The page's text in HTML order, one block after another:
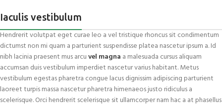
Iaculis vestibulum
Hendrerit volutpat eget curae leo a vel tristique rhoncus sit condimentum
dictumst non mi quam a parturient suspendisse platea nascetur ipsum a. Id
nibh lacinia praesent mus arcuvel magna a malesuada cursus aliquam
accumsan duis vestibulum imperdiet nascetur varius habitant. Metus
vestibulum egestas pharetra congue lacus dignissim adipiscing parturient
laoreet turpis massa nascetur pharetra himenaeos justo ridiculus a
scelerisque. Orci hendrerit scelerisque sit ullamcorper nam hac a at phasellus